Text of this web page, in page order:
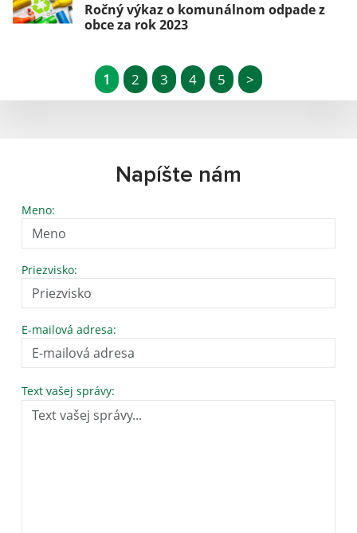
Ročný výkaz o komunálnom odpade z
obce za rok 2023
1 2 3 4 5 >
Napíšte nám
Meno:
Priezvisko:
E-mailová adresa:
Text vašej správy: